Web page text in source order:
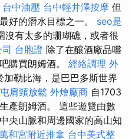
台中油壓 台中輕井澤按摩 但
好的潛水目標之一。 seo是
沒有太多的珊瑚礁，或者很
台胞證 除了在釀酒廠品嚐
購買朗姆酒。 經絡調理 外
勒比海，是巴巴多斯世界
肩頸放鬆 外燴廠商 自1703
產朗姆酒。 這些遊覽由數
央山脈和周邊國家的高山知
和宮附近推拿 台中美式整